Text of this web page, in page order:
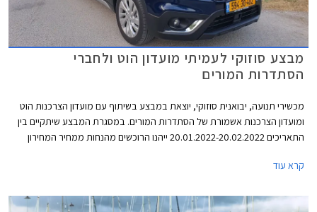
מבצע סוזוקי לעמיתי מועדון הוט ולחברי
הסתדרות המורים
מכשירי תנועה, יבואנית סוזוקי, יוצאת במבצע בשיתוף עם מועדון הצרכנות הוט
ומועדון הצרכנות אשמורת של הסתדרות המורים. במסגרת המבצע שיתקיים בין
התאריכים 20.01.2022-20.02.2022 ייהנו הרוכשים מהנחות ממחיר המחירון
חברת הליסינג כספא מבית מכשירי תנועה, עם אופציה לחבילת שירות הכוללת
קרא עוד